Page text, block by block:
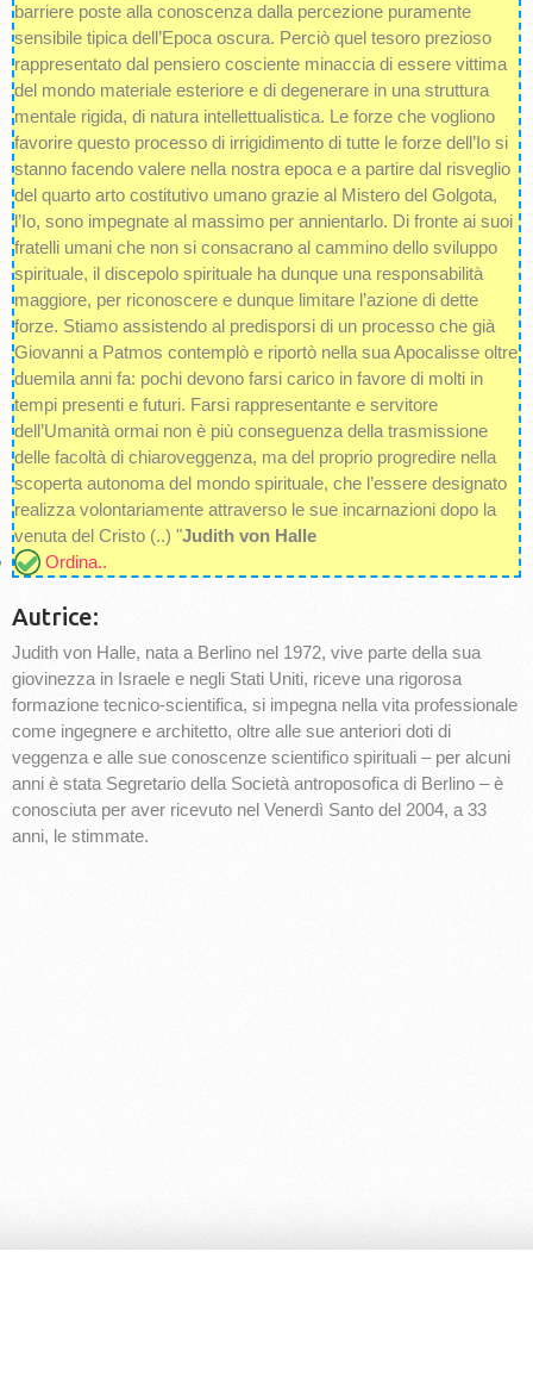
barriere poste alla conoscenza dalla percezione puramente
sensibile tipica dell’Epoca oscura. Perciò quel tesoro prezioso
rappresentato dal pensiero cosciente minaccia di essere vittima
del mondo materiale esteriore e di degenerare in una struttura
mentale rigida, di natura intellettualistica. Le forze che vogliono
favorire questo processo di irrigidimento di tutte le forze dell’Io si
stanno facendo valere nella nostra epoca e a partire dal risveglio
del quarto arto costitutivo umano grazie al Mistero del Golgota,
l’Io, sono impegnate al massimo per annientarlo. Di fronte ai suoi
fratelli umani che non si consacrano al cammino dello sviluppo
spirituale, il discepolo spirituale ha dunque una responsabilità
maggiore, per riconoscere e dunque limitare l’azione di dette
forze. Stiamo assistendo al predisporsi di un processo che già
Giovanni a Patmos contemplò e riportò nella sua Apocalisse oltre
duemila anni fa: pochi devono farsi carico in favore di molti in
tempi presenti e futuri. Farsi rappresentante e servitore
dell’Umanità ormai non è più conseguenza della trasmissione
delle facoltà di chiaroveggenza, ma del proprio progredire nella
scoperta autonoma del mondo spirituale, che l’essere designato
realizza volontariamente attraverso le sue incarnazioni dopo la
venuta del Cristo (..) "Judith von Halle
Ordina..
Autrice:
Judith von Halle, nata a Berlino nel 1972, vive parte della sua
giovinezza in Israele e negli Stati Uniti, riceve una rigorosa
formazione tecnico-scientifica, si impegna nella vita professionale
come ingegnere e architetto, oltre alle sue anteriori doti di
veggenza e alle sue conoscenze scientifico spirituali – per alcuni
anni è stata Segretario della Società antroposofica di Berlino – è
conosciuta per aver ricevuto nel Venerdì Santo del 2004, a 33
anni, le stimmate.